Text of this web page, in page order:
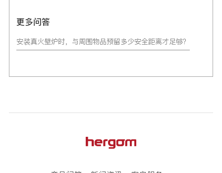
更多问答
安装真火壁炉时，与周围物品预留多少安全距离才足够？